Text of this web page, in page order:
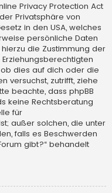
Privacy Protection Act
Privatsphäre von
in den USA, welches
persönliche Daten
die Zustimmung der
dies auf dich oder die
versuchst, zutrifft, ziehe
beachte, dass phpBB
keine Rechtsberatung
für
außer solchen, die unter
falls es Beschwerden
gibt?“ behandelt